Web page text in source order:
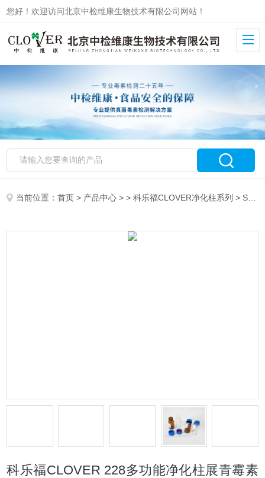
您好！欢迎访问北京中检维康生物技术有限公司网站！
当前位置：首页 > 产品中心 > >科乐福CLOVER净化柱系列 > SM228,25支/盒，5ML科乐福CLOVER 228多功能净化柱展青霉素柱
科乐福CLOVER 228多功能净化柱展青霉素